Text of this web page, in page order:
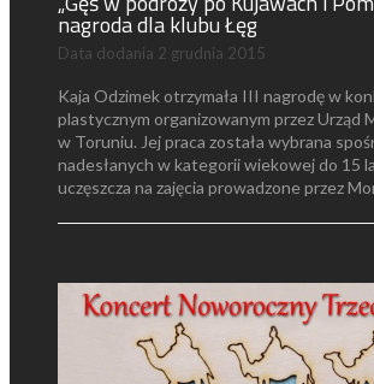
nagroda dla klubu Łęg
Data dodania 2 grudnia 2015
Kaja Odzimek otrzymała III nagrodę w
plastycznym organizowanym przez Urząd
w Toruniu. Jej praca została wybrana
nadesłanych w kategorii wiekowej do 15
uczęszcza na zajęcia prowadzone przez